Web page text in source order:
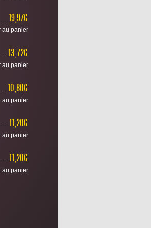
19,97€
au panier
13,72€
au panier
10,80€
au panier
11,20€
au panier
11,20€
au panier